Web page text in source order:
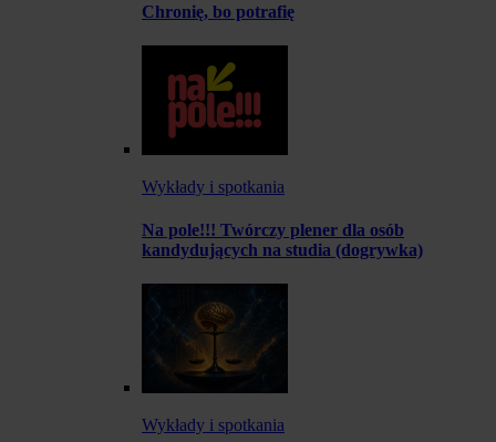
Chronię, bo potrafię
Wykłady i spotkania
Na pole!!! Twórczy plener dla osób
kandydujących na studia (dogrywka)
Wykłady i spotkania